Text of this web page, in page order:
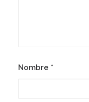
Nombre *